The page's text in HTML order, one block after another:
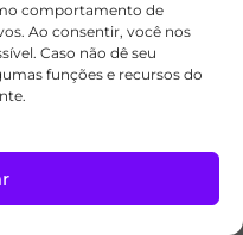
comportamento de
Ao consentir, você nos
Caso não dê seu
funções e recursos do